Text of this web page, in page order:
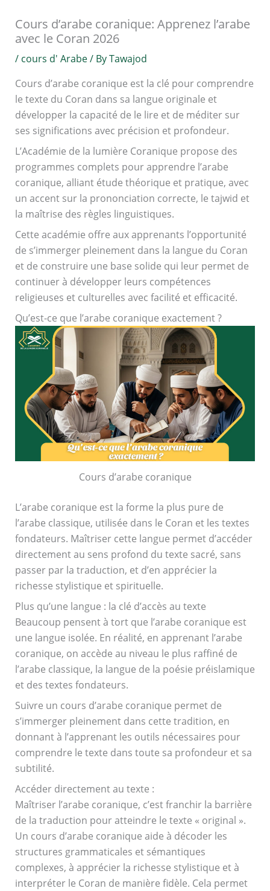
Cours d’arabe coranique: Apprenez l’arabe
avec le Coran 2026
/ cours d' Arabe/ ByTawajod
Cours d’arabe coranique est la clé pour comprendre
le texte du Coran dans sa langue originale et
développer la capacité de le lire et de méditer sur
ses significations avec précision et profondeur.
L’Académie de la lumière Coranique propose des
programmes complets pour apprendre l’arabe
coranique, alliant étude théorique et pratique, avec
un accent sur la prononciation correcte, le tajwid et
la maîtrise des règles linguistiques.
Cette académie offre aux apprenants l’opportunité
de s’immerger pleinement dans la langue du Coran
et de construire une base solide qui leur permet de
continuer à développer leurs compétences
religieuses et culturelles avec facilité et efficacité.
Qu’est-ce que l’arabe coranique exactement ?
Cours d’arabe coranique
L’arabe coranique est la forme la plus pure de
l’arabe classique, utilisée dans le Coran et les textes
fondateurs. Maîtriser cette langue permet d’accéder
directement au sens profond du texte sacré, sans
passer par la traduction, et d’en apprécier la
richesse stylistique et spirituelle.
Plus qu’une langue : la clé d’accès au texte
Beaucoup pensent à tort que l’arabe coranique est
une langue isolée. En réalité, en apprenant l’arabe
coranique, on accède au niveau le plus raffiné de
l’arabe classique, la langue de la poésie préislamique
et des textes fondateurs.
Suivre un cours d’arabe coranique permet de
s’immerger pleinement dans cette tradition, en
donnant à l’apprenant les outils nécessaires pour
comprendre le texte dans toute sa profondeur et sa
subtilité.
Accéder directement au texte :
Maîtriser l’arabe coranique, c’est franchir la barrière
de la traduction pour atteindre le texte « original ».
Un cours d’arabe coranique aide à décoder les
structures grammaticales et sémantiques
complexes, à apprécier la richesse stylistique et à
interpréter le Coran de manière fidèle. Cela permet